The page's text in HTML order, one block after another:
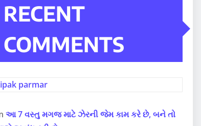
RECENT
COMMENTS
parmar
આ 7 વસ્તુ મગજ માટે ઝેરની જેમ કામ કરે છે, બને તો